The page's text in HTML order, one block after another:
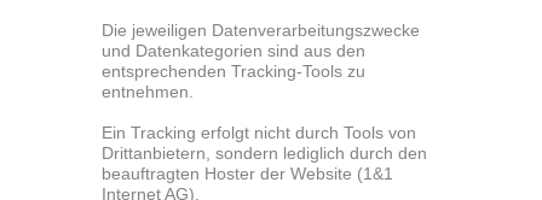
Die jeweiligen Datenverarbeitungszwecke
und Datenkategorien sind aus den
entsprechenden Tracking-Tools zu
entnehmen.
Ein Tracking erfolgt nicht durch Tools von
Drittanbietern, sondern lediglich durch den
beauftragten Hoster der Website (1&1
Internet AG).